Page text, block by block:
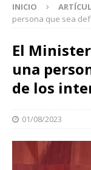
INICIO
persona que sea
El
una
de los
01/08/2023